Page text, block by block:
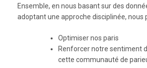
Ensemble, en nous basant sur des
adoptant une approche disciplinée, nous
Optimiser nos paris
Renforcer notre sentiment
cette communauté de